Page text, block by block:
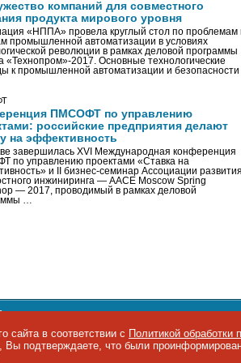
компаний для совместного
продукта мирового уровня
«НППА» провела круглый стол по проблемам
промышленной автоматизации в условиях
революции в рамках деловой программы
«Технопром»-2017. Основные технологические
к промышленной автоматизации и безопасности
ПМСОФТ по управлению
российские предприятия делают
на эффективность
завершилась XVI Международная конференция
по управлению проектами «Ставка на
и II бизнес-семинар Ассоциации развития
инжиниринга — AACE Moscow Spring
— 2017, проводимый в рамках деловой
…
правах и порядке
E-mail:
siteeditor@iemag.ru
в соответствии с Политикой обработки
подтверждаете, что были